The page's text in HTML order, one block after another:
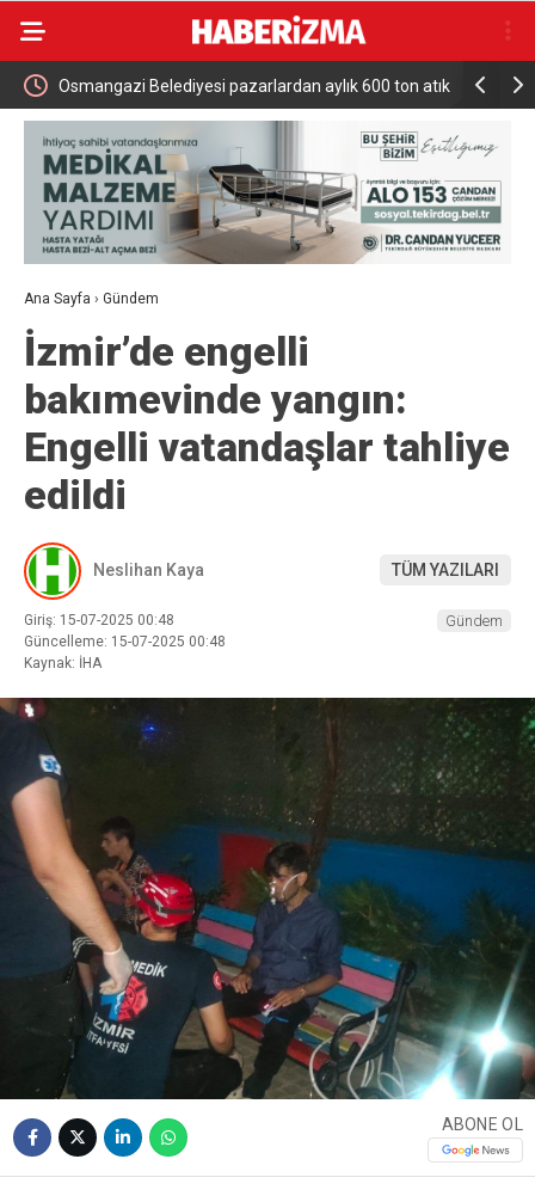
Osmangazi Belediyesi pazarlardan aylık 600 ton atık
topluyor
MHP
tazeledi
Ana Sayfa › Gündem
İzmir’de engelli
bakımevinde yangın:
Engelli vatandaşlar tahliye
edildi
Neslihan Kaya TÜM YAZILARI
Giriş: 15-07-2025 00:48
Güncelleme: 15-07-2025 00:48
Kaynak: İHA
Gündem
ABONE OL